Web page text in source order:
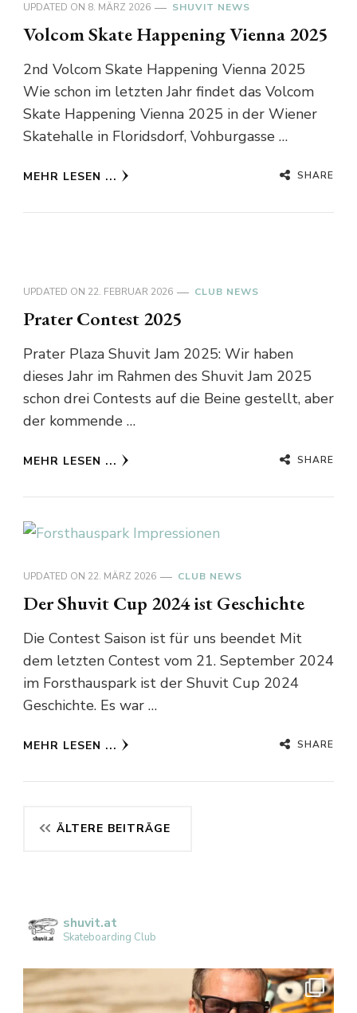
UPDATED ON 8. MÄRZ 2026 SHUVIT NEWS
Volcom Skate Happening Vienna 2025
2nd Volcom Skate Happening Vienna 2025
Wie schon im letzten Jahr findet das Volcom
Skate Happening Vienna 2025 in der Wiener
Skatehalle in Floridsdorf, Vohburgasse …
MEHR LESEN ... SHARE
UPDATED ON 22. FEBRUAR 2026 CLUB NEWS
Prater Contest 2025
Prater Plaza Shuvit Jam 2025: Wir haben
dieses Jahr im Rahmen des Shuvit Jam 2025
schon drei Contests auf die Beine gestellt, aber
der kommende …
MEHR LESEN ... SHARE
UPDATED ON 22. MÄRZ 2026 CLUB NEWS
Der Shuvit Cup 2024 ist Geschichte
Die Contest Saison ist für uns beendet Mit
dem letzten Contest vom 21. September 2024
im Forsthauspark ist der Shuvit Cup 2024
Geschichte. Es war …
MEHR LESEN ... SHARE
Beitragsnavigation
ÄLTERE BEITRÄGE
shuvit.at
Skateboarding Club